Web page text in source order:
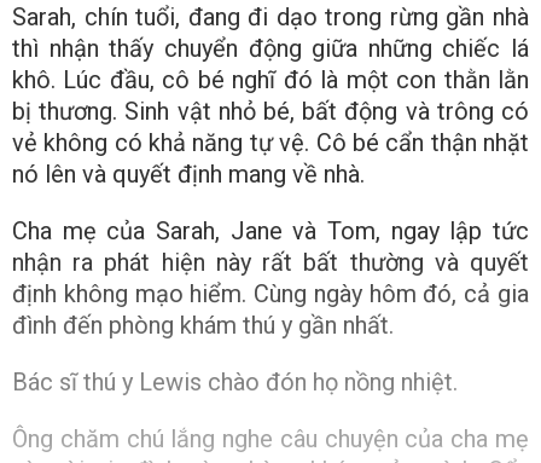
Sarah, chín tuổi, đang đi dạo trong rừng gần nhà
thì nhận thấy chuyển động giữa những chiếc lá
khô. Lúc đầu, cô bé nghĩ đó là một con thằn lằn
bị thương. Sinh vật nhỏ bé, bất động và trông có
vẻ không có khả năng tự vệ. Cô bé cẩn thận nhặt
nó lên và quyết định mang về nhà.
Cha mẹ của Sarah, Jane và Tom, ngay lập tức
nhận ra phát hiện này rất bất thường và quyết
định không mạo hiểm. Cùng ngày hôm đó, cả gia
đình đến phòng khám thú y gần nhất.
Bác sĩ thú y Lewis chào đón họ nồng nhiệt.
Ông chăm chú lắng nghe câu chuyện của cha mẹ